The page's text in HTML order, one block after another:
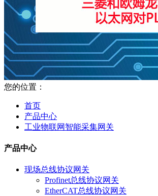
您的位置：
首页
产品中心
工业物联网智能采集网关
产品中心
现场总线协议网关
Profinet总线协议网关
EtherCAT总线协议网关